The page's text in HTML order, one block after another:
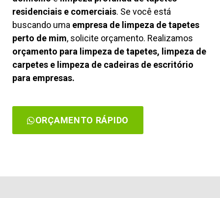
residenciais e comerciais. Se você está
buscando uma empresa de limpeza de tapetes
perto de mim, solicite orçamento. Realizamos
orçamento para limpeza de tapetes, limpeza de
carpetes e limpeza de cadeiras de escritório
para empresas.
ORÇAMENTO RÁPIDO